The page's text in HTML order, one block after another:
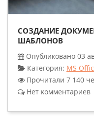
СОЗДАНИЕ
ШАБЛОНОВ
Опубликовано 03
Категория: MS
Прочитали 7 140
Нет комментариев